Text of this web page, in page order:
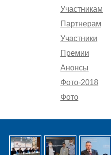
Участникам
Партнерам
Участники
Премии
Анонсы
Фото-2018
Фото